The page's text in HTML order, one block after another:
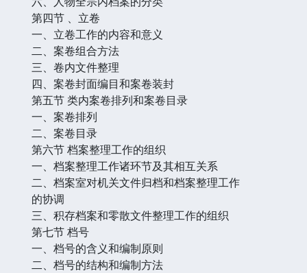
第四节 、立卷
一、立卷工作的内容和意义
二、案卷组合方法
三、卷内文件整理
四、案卷封面编目和案卷装封
第五节 类内案卷排列和案卷目录
一、案卷排列
二、案卷目录
第六节 档案整理工作的组织
一、档案整理工作诸环节及其相互关系
二、档案室对机关文件归档和档案整理工作
的协调
三、积存档案和零散文件整理工作的组织
第七节 档号
一、档号的含义和编制原则
二、档号的结构和编制方法